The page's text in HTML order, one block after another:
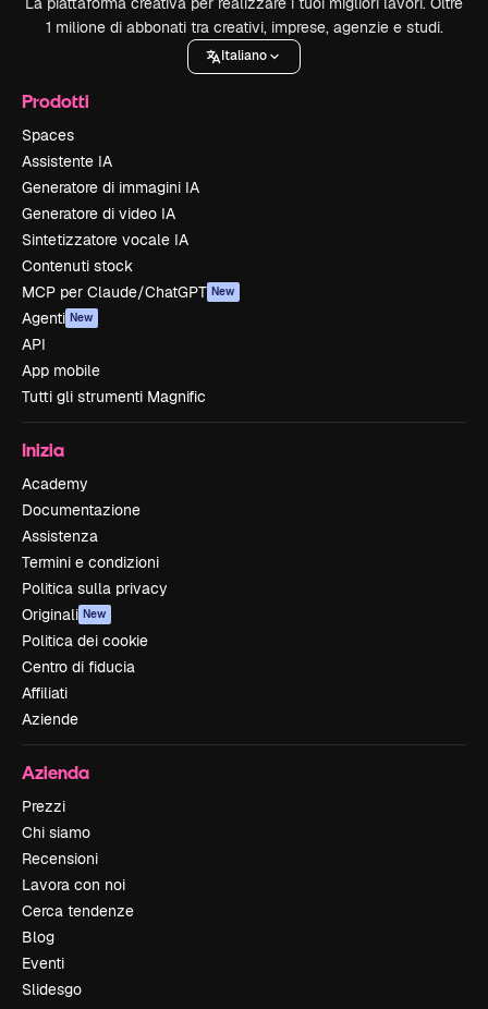
1 milione di abbonati tra creativi, imprese, agenzie e studi.
Italiano
Prodotti
Spaces
Assistente IA
Generatore di immagini IA
Generatore di video IA
Sintetizzatore vocale IA
Contenuti stock
MCP per Claude/ChatGPT New
Agenti New
API
App mobile
Tutti gli strumenti Magnific
Inizia
Academy
Documentazione
Assistenza
Termini e condizioni
Politica sulla privacy
Originali New
Politica dei cookie
Centro di fiducia
Affiliati
Aziende
Azienda
Prezzi
Chi siamo
Recensioni
Lavora con noi
Cerca tendenze
Blog
Eventi
Slidesgo